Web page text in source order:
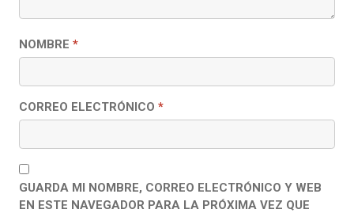
NOMBRE *
CORREO ELECTRÓNICO *
GUARDA MI NOMBRE, CORREO ELECTRÓNICO Y WEB
EN ESTE NAVEGADOR PARA LA PRÓXIMA VEZ QUE